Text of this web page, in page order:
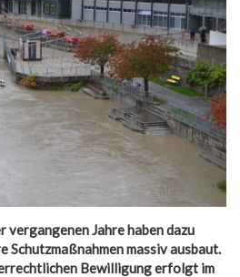
vergangenen Jahre haben dazu
Schutzmaßnahmen massiv ausbaut.
Bewilligung erfolgt im